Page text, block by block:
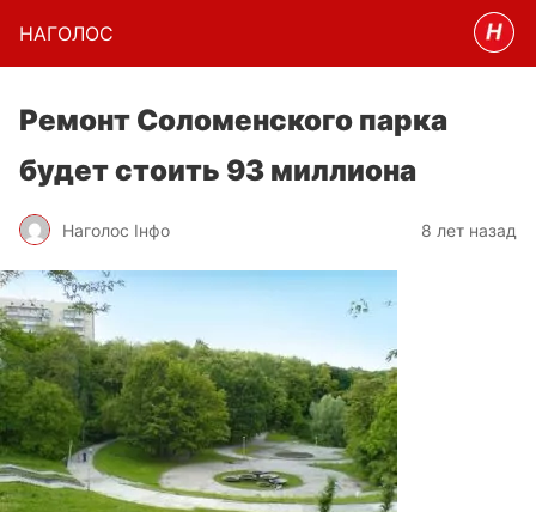
НАГОЛОC
Ремонт Соломенского парка
будет стоить 93 миллиона
Наголос Інфо 8 лет назад